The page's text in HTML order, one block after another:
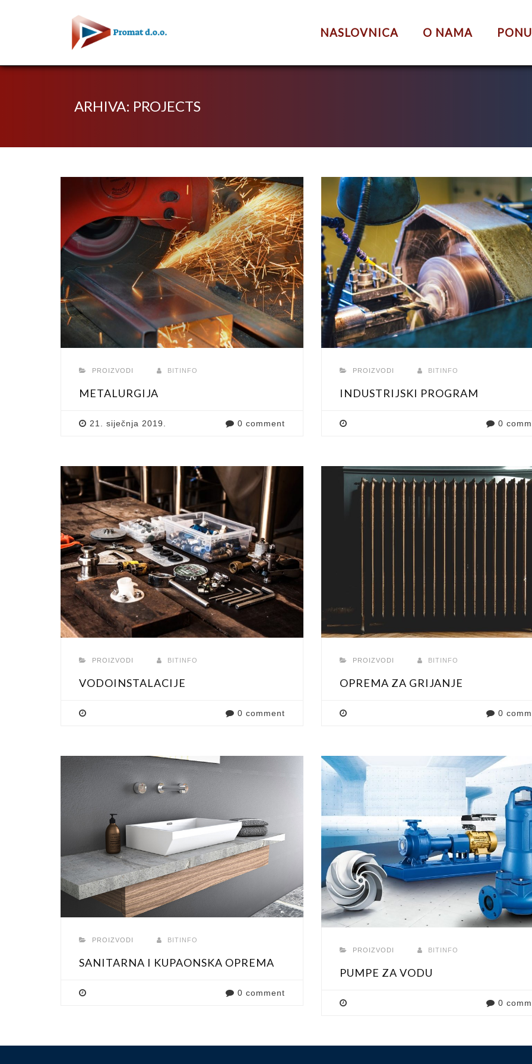
NASLOVNICA O NAMA
ARHIVA: PROJECTS
PROIZVODI BITINFO
METALURGIJA
21. siječnja 2019. 0 comment
PROIZVODI BITINFO
INDUSTRIJSKI PROGRAM
0
PROIZVODI BITINFO
VODOINSTALACIJE
0 comment
PROIZVODI BITINFO
OPREMA ZA GRIJANJE
0
PROIZVODI BITINFO
SANITARNA I KUPAONSKA OPREMA
0 comment
PROIZVODI BITINFO
PUMPE ZA VODU
0